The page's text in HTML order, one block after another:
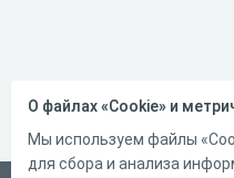
О файлах «Cookie» и
Мы используем файлы
для сбора и анализа